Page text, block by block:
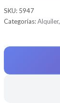
SKU: 5947
Categorías:Alquiler,